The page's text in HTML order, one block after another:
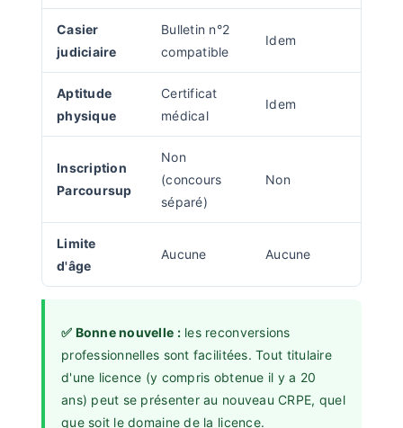
Casier
judiciaire
Bulletin n°2
compatible
Idem
Aptitude
physique
Certificat
médical
Idem
Inscription
Parcoursup
Non
(concours
séparé)
Non
Limite
d'âge
Aucune Aucune
✅ Bonne nouvelle :les reconversions
professionnelles sont facilitées. Tout titulaire
d'une licence (y compris obtenue il y a 20
ans) peut se présenter au nouveau CRPE, quel
que soit le domaine de la licence.